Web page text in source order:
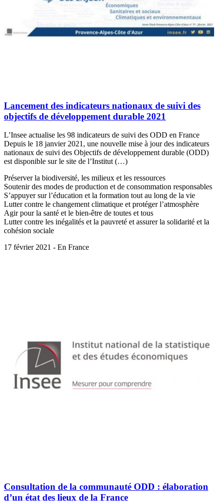
Lancement des indicateurs nationaux de suivi des
objectifs de développement durable 2021
L’Insee actualise les 98 indicateurs de suivi des ODD en France
Depuis le 18 janvier 2021, une nouvelle mise à jour des indicateurs
nationaux de suivi des Objectifs de développement durable (ODD)
est disponible sur le site de l’Institut (…)
Préserver la biodiversité, les milieux et les ressources
Soutenir des modes de production et de consommation responsables
S’appuyer sur l’éducation et la formation tout au long de la vie
Lutter contre le changement climatique et protéger l’atmosphère
Agir pour la santé et le bien-être de toutes et tous
Lutter contre les inégalités et la pauvreté et assurer la solidarité et la
cohésion sociale
17 février 2021 - En France
Consultation de la communauté ODD : élaboration
d’un état des lieux de la France